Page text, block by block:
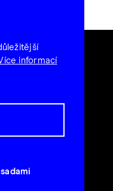
informací